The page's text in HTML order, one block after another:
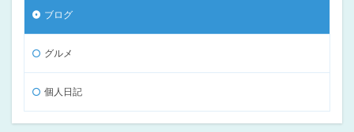
ブログ
グルメ
個人日記